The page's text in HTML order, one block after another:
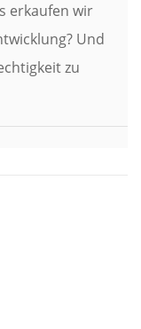
erkaufen wir
Und
zu